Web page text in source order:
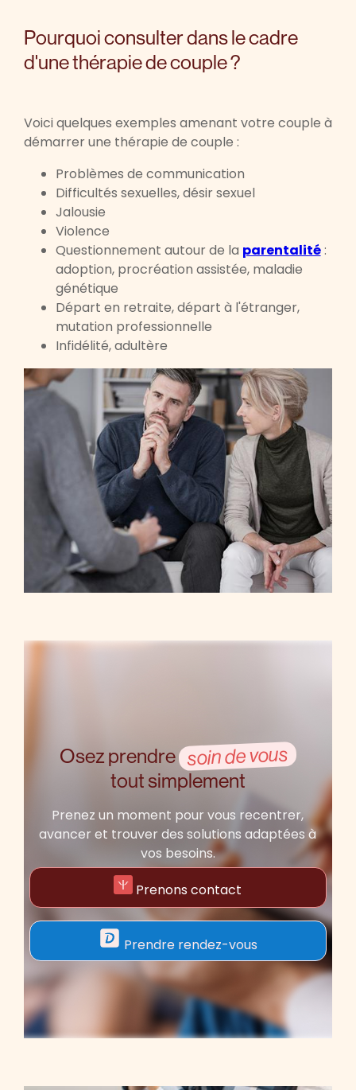
Pourquoi consulter dans le cadre
d'une thérapie de couple ?
Voici quelques exemples amenant votre couple à
démarrer une thérapie de couple :
Problèmes de communication
Difficultés sexuelles, désir sexuel
Jalousie
Violence
Questionnement autour de la parentalité:
adoption, procréation assistée, maladie
génétique
Départ en retraite, départ à l'étranger,
mutation professionnelle
Infidélité, adultère
Osez prendre soin de vous
tout simplement
Prenez un moment pour vous recentrer,
avancer et trouver des solutions adaptées à
vos besoins.
Prenons contact
Prendre rendez-vous